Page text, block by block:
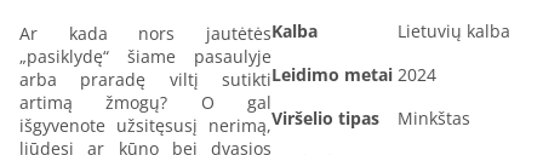
Ar kada nors jautėtės
„pasiklydę“ šiame pasaulyje
arba praradę viltį sutikti
artimą žmogų? O gal
išgyvenote užsitęsusį nerimą,
liūdesį ar kūno bei dvasios
Kalba
Lietuvių kalba
Leidimo metai 2024
Viršelio tipas
Minkštas